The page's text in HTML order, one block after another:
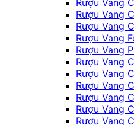
Rượu Vang
Rượu Vang
Rượu Vang
Rượu Vang
Rượu Vang
Rượu Vang
Rượu Vang
Rượu Vang
Rượu Vang
Rượu Vang